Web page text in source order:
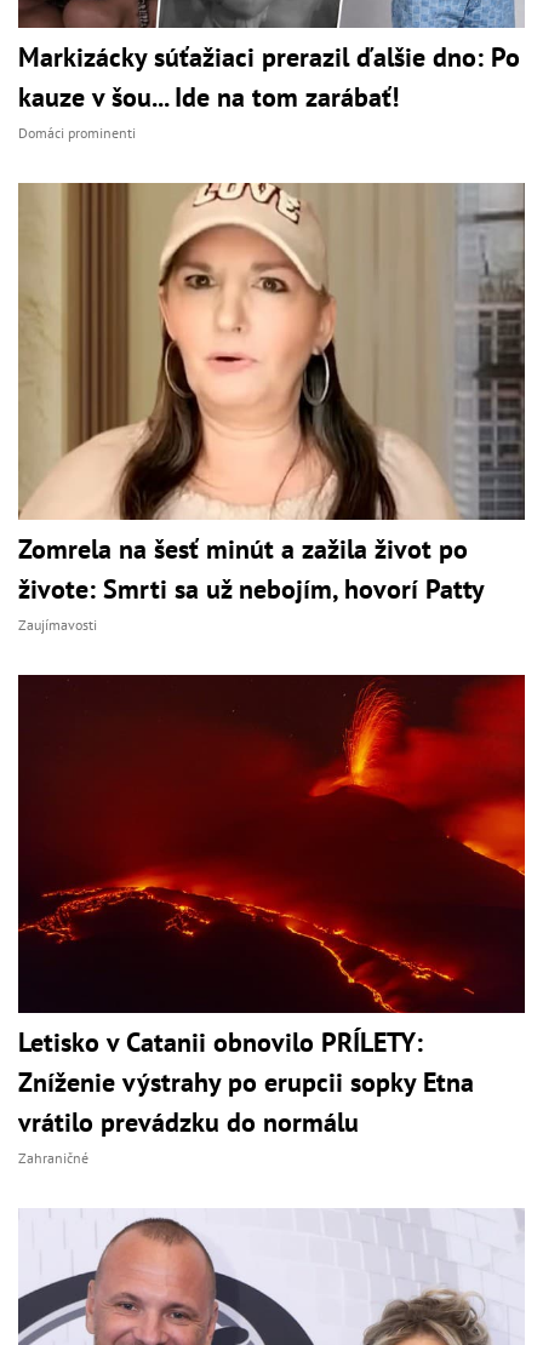
Markizácky súťažiaci prerazil ďalšie dno: Po
kauze v šou... Ide na tom zarábať!
Domáci prominenti
Zomrela na šesť minút a zažila život po
živote: Smrti sa už nebojím, hovorí Patty
Zaujímavosti
Letisko v Catanii obnovilo PRÍLETY:
Zníženie výstrahy po erupcii sopky Etna
vrátilo prevádzku do normálu
Zahraničné